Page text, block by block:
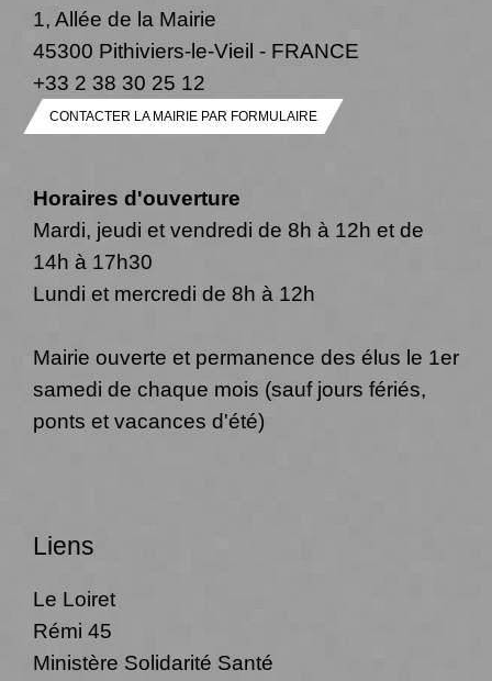
1, Allée de la Mairie
45300 Pithiviers-le-Vieil - FRANCE
+33 2 38 30 25 12
CONTACTER LA MAIRIE PAR FORMULAIRE
Horaires d'ouverture
Mardi, jeudi et vendredi de 8h à 12h et de
14h à 17h30
Lundi et mercredi de 8h à 12h
Mairie ouverte et permanence des élus le 1er
samedi de chaque mois (sauf jours fériés,
ponts et vacances d'été)
Liens
Le Loiret
Rémi 45
Ministère Solidarité Santé